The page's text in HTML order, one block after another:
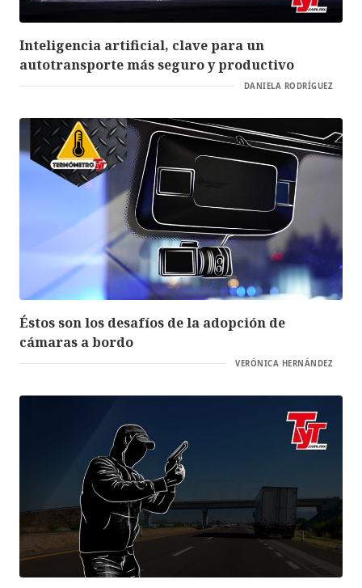
Inteligencia artificial, clave para un
autotransporte más seguro y productivo
DANIELA RODRÍGUEZ
Éstos son los desafíos de la adopción de
cámaras a bordo
VERÓNICA HERNÁNDEZ